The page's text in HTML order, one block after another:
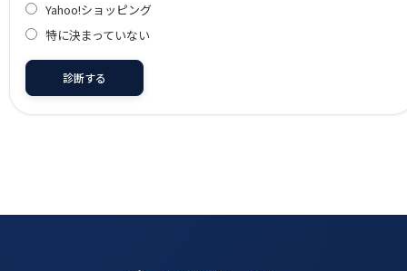
Yahoo!ショッピング
特に決まっていない
診断する